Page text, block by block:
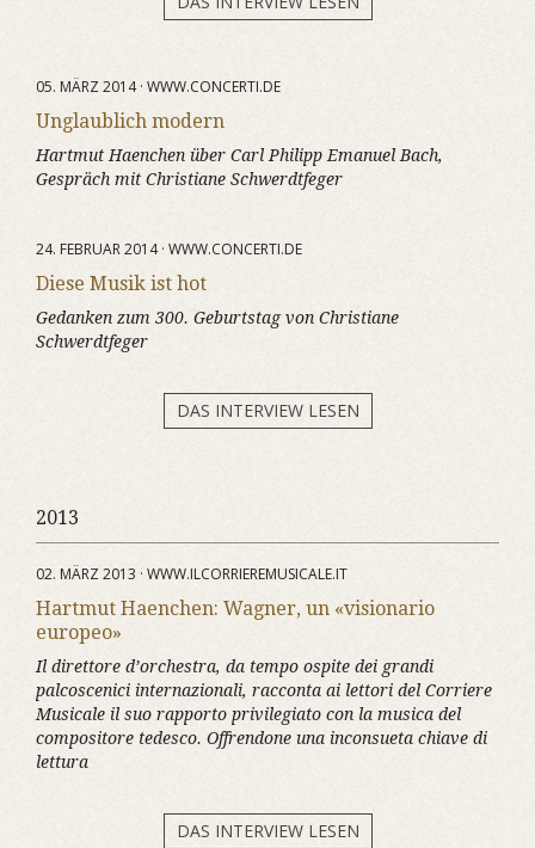
05. MÄRZ 2014 · WWW.CONCERTI.DE
Unglaublich modern
Hartmut Haenchen über Carl Philipp Emanuel Bach,
Gespräch mit Christiane Schwerdtfeger
24. FEBRUAR 2014 · WWW.CONCERTI.DE
Diese Musik ist hot
Gedanken zum 300. Geburtstag von Christiane
Schwerdtfeger
DAS INTERVIEW LESEN
2013
02. MÄRZ 2013 · WWW.ILCORRIEREMUSICALE.IT
Hartmut Haenchen: Wagner, un «visionario
europeo»
Il direttore d’orchestra, da tempo ospite dei grandi
palcoscenici internazionali, racconta ai lettori del Corriere
Musicale il suo rapporto privilegiato con la musica del
compositore tedesco. Offrendone una inconsueta chiave di
lettura
DAS INTERVIEW LESEN